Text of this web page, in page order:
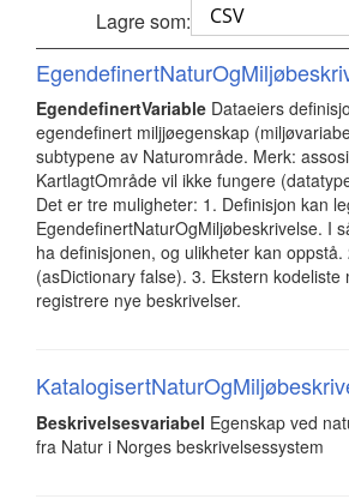
Lagre som:
EgendefinertVariable Dataeiers
egendefinert miljjøegenskap
subtypene av Naturområde. Merk:
KartlagtOmråde vil ikke fungere
Det er tre muligheter: 1. Definisjon kan
EgendefinertNaturOgMiljøbeskrivelse. I
ha definisjonen, og ulikheter kan
(asDictionary false). 3. Ekstern
registrere nye beskrivelser.
Beskrivelsesvariabel Egenskap ved
fra Natur i Norges beskrivelsessystem